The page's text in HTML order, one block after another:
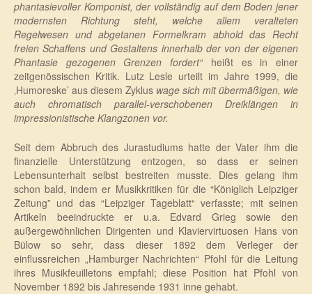
phantasievoller Komponist, der vollständig auf dem Boden jener
modernsten Richtung steht, welche allem veralteten
Regelwesen und abgetanen Formelkram abhold das Recht
freien Schaffens und Gestaltens innerhalb der von der eigenen
Phantasie gezogenen Grenzen fordert“heißt es in einer
zeitgenössischen Kritik. Lutz Lesle urteilt im Jahre 1999, die
‚Humoreske’ aus diesem Zyklus wage sich mit übermäßigen, wie
auch chromatisch parallel-verschobenen Dreiklängen in
impressionistische Klangzonen vor.
Seit dem Abbruch des Jurastudiums hatte der Vater ihm die
finanzielle Unterstützung entzogen, so dass er seinen
Lebensunterhalt selbst bestreiten musste. Dies gelang ihm
schon bald, indem er Musikkritiken für die “Königlich Leipziger
Zeitung” und das “Leipziger Tageblatt“ verfasste; mit seinen
Artikeln beeindruckte er u.a. Edvard Grieg sowie den
außergewöhnlichen Dirigenten und Klaviervirtuosen Hans von
Bülow so sehr, dass dieser 1892 dem Verleger der
einflussreichen „Hamburger Nachrichten“ Pfohl für die Leitung
ihres Musikfeuilletons empfahl; diese Position hat Pfohl von
November 1892 bis Jahresende 1931 inne gehabt.